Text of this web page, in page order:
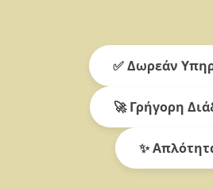
✅ Δωρεάν
🚀 Γρήγορη
✨